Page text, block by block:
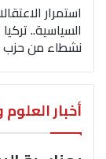
استمرار
نشطاء من حزب
أخبار